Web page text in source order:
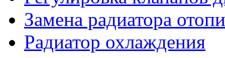
Замена радиатора
Радиатор охлаждения